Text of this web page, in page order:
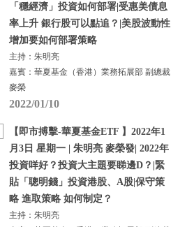
「穩經濟」投資如何部署|受惠美債息
率上升 銀行股可以點追？|美股波動性
增加要如何部署策略
主持：朱明亮
嘉賓：華夏基金（香港）業務拓展部 副總裁
麥榮
2022/01/10
【即市搏擊-華夏基金ETF 】2022年1
月3日 星期一 | 朱明亮 麥榮發| 2022年
投資咩好？投資大主題要睇邊D？|緊
貼「聰明錢」投資港股、A股|保守策
略 進取策略 如何制定？
主持：朱明亮